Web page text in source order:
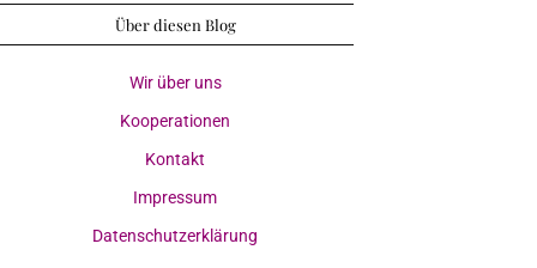
Über diesen Blog
Wir über uns
Kooperationen
Kontakt
Impressum
Datenschutzerklärung